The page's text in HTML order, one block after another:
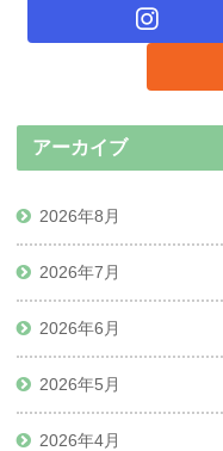
アーカイブ
2026年8月
2026年7月
2026年6月
2026年5月
2026年4月